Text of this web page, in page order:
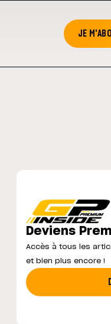
JE
en
MotoGP :
Deviens
Accès à tous les
et bien plus encore !